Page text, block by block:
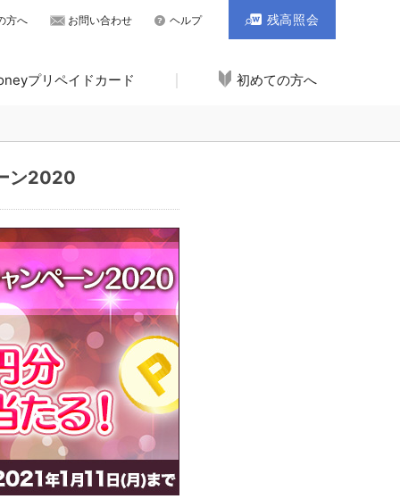
プリペイドカード 初めての方へ
方へ お問い合わせ ヘルプ 残高照会
ン2020